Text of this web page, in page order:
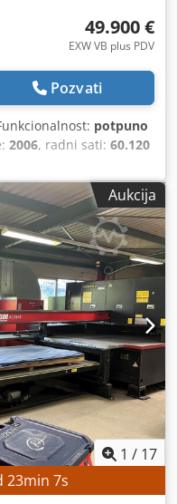
49.900 €
EXW VB plus PDV
Pozvati
potpuno
2006, radni sati: 60.120
aktuacije:električni,
lasera:CO₂ laser
,
AF 4000 E, radni sati
W, debljina lima
(maks.):6 mm, debljina
6 mm, maks. debljina
(mesing) maks.:
6
širina:1.620 mm,
0,1 mm, vrsta
generalnog servisa:
sistem
hitno
prašine,
barijera
at work.
Agrerf
Aukcija
1 / 17
23min 5s